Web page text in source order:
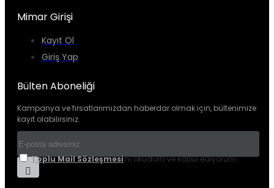
Mimar Girişi
Kayıt Ol
Giriş Yap
Bülten Aboneliği
Kampanya ve fırsatlarımızdan haberdar olmak için, bültenimize
kayıt olabilirsiniz.
Toplu Mail Sözleşmesi'ni okudum ve kabul ediyorum.